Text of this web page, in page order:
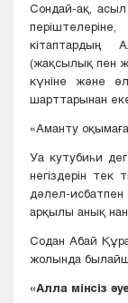
Сондай-ақ, асыл
кітаптардың
(жақсылық пен
күніне және
шарттарынан
«Аманту
Уа кутубиһи
негіздерін тек
дәлел-
арқылы анық
Содан Абай
жолында
«Алла мінсіз